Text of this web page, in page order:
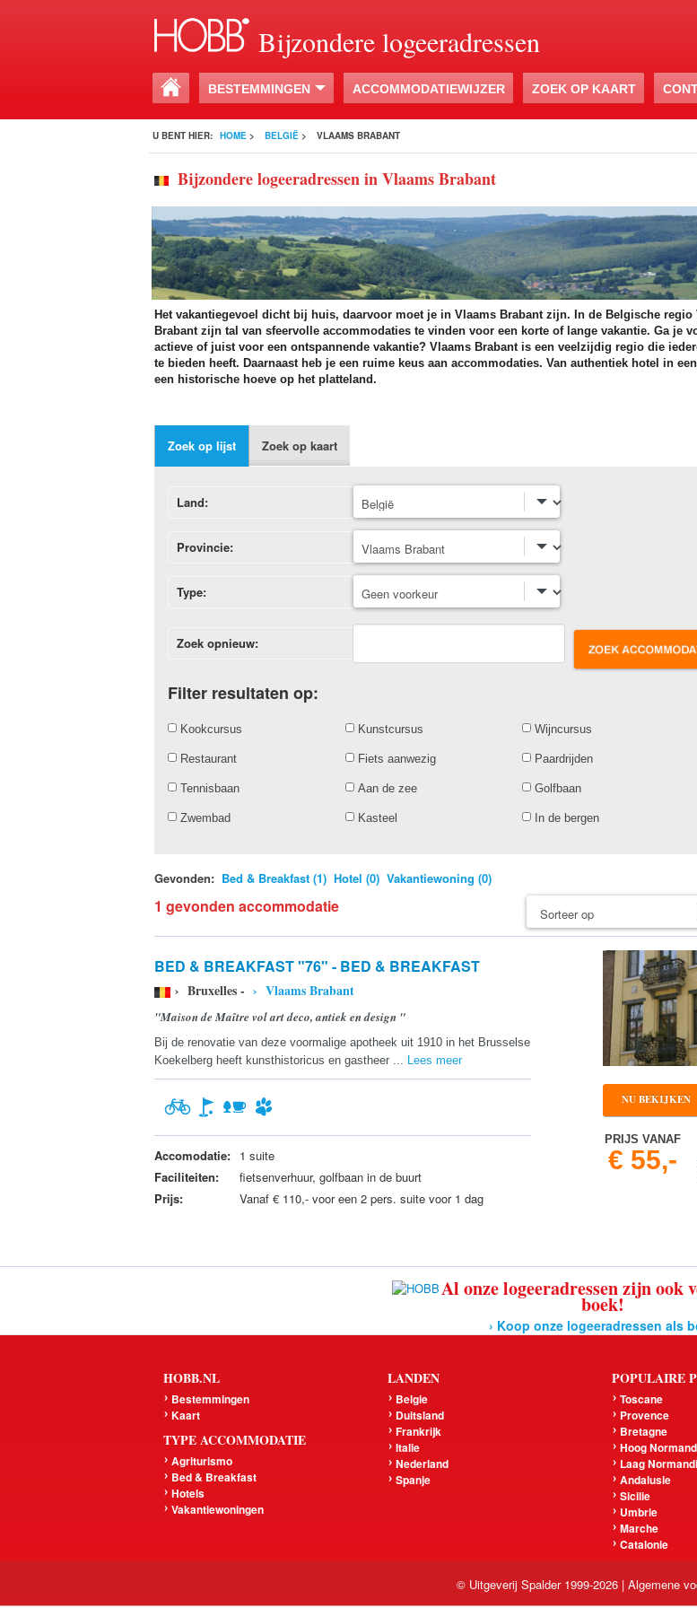
Bijzondere logeeradressen
BESTEMMINGEN ACCOMMODATIEWIJZER ZOEK OP KAART
U BENT HIER: HOME > BELGIË > VLAAMS BRABANT
Bijzondere logeeradressen in Vlaams Brabant
Het vakantiegevoel dicht bij huis, daarvoor moet je in Vlaams Brabant zijn. In de Belgische regio
Brabant zijn tal van sfeervolle accommodaties te vinden voor een korte of lange vakantie. Ga je
actieve of juist voor een ontspannende vakantie? Vlaams Brabant is een veelzijdig regio die
te bieden heeft. Daarnaast heb je een ruime keus aan accommodaties. Van authentiek hotel in
een historische hoeve op het platteland.
Zoek op lijst Zoek op kaart
Land:
Provincie:
Type:
Zoek opnieuw:
Filter resultaten op:
Kookcursus Kunstcursus Wijncursus
Restaurant Fiets aanwezig Paardrijden
Tennisbaan Aan de zee Golfbaan
Zwembad Kasteel In de bergen
Gevonden: Bed & Breakfast (1) Hotel (0) Vakantiewoning (0)
1 gevonden accommodatie
NU BEKIJKEN
PRIJS VANAF
€ 55,-
BED & BREAKFAST "76" - BED & BREAKFAST
› Bruxelles - › Vlaams Brabant
"Maison de Maître vol art deco, antiek en design "
Bij de renovatie van deze voormalige apotheek uit 1910 in het Brusselse
Koekelberg heeft kunsthistoricus en gastheer ... Lees meer
Accomodatie: 1 suite
Faciliteiten:
fietsenverhuur, golfbaan in de buurt
Prijs:
Vanaf € 110,- voor een 2 pers. suite voor 1 dag
Al onze logeeradressen zijn ook
boek!
› Koop onze logeeradressen als
HOBB.NL
Bestemmingen
Kaart
TYPE ACCOMMODATIE
Agriturismo
Bed & Breakfast
Hotels
Vakantiewoningen
LANDEN
Belgie
Duitsland
Frankrijk
Italie
Nederland
Spanje
POPULAIRE
Toscane
Provence
Bretagne
Hoog
Laag
Andalusie
Sicilie
Umbrie
Marche
Catalonie
© Uitgeverij Spalder 1999-2026 | Algemene